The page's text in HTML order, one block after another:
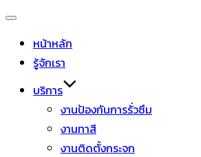
หน้าหลัก
รู้จักเรา
บริการ
งานป้องกันการรั่วซึม
งานทาสี
งานติดตั้งกระจก